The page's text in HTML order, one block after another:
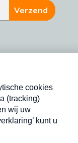
Verzend
onze